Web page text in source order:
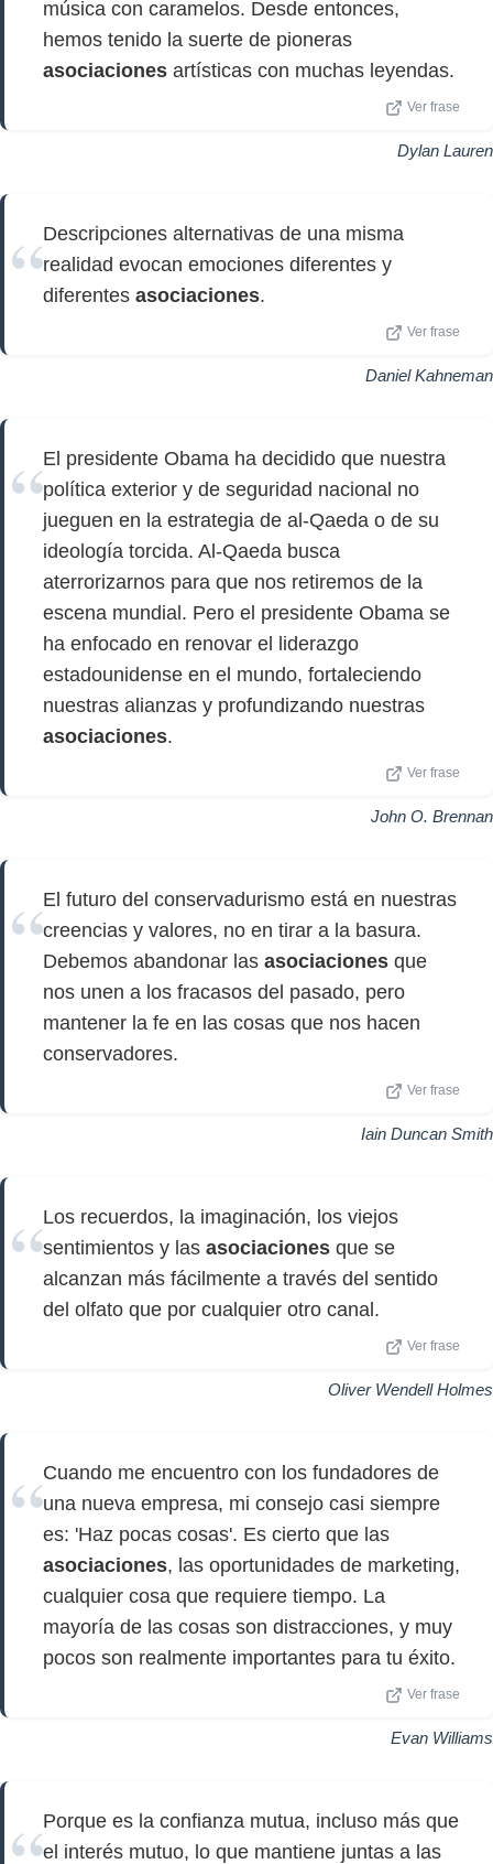
música con caramelos. Desde entonces,
hemos tenido la suerte de pioneras
asociaciones artísticas con muchas leyendas.
Ver frase
Dylan Lauren
Descripciones alternativas de una misma
realidad evocan emociones diferentes y
diferentes asociaciones.
Ver frase
Daniel Kahneman
El presidente Obama ha decidido que nuestra
política exterior y de seguridad nacional no
jueguen en la estrategia de al-Qaeda o de su
ideología torcida. Al-Qaeda busca
aterrorizarnos para que nos retiremos de la
escena mundial. Pero el presidente Obama se
ha enfocado en renovar el liderazgo
estadounidense en el mundo, fortaleciendo
nuestras alianzas y profundizando nuestras
asociaciones.
Ver frase
John O. Brennan
El futuro del conservadurismo está en nuestras
creencias y valores, no en tirar a la basura.
Debemos abandonar las asociaciones que
nos unen a los fracasos del pasado, pero
mantener la fe en las cosas que nos hacen
conservadores.
Ver frase
Iain Duncan Smith
Los recuerdos, la imaginación, los viejos
sentimientos y las asociaciones que se
alcanzan más fácilmente a través del sentido
del olfato que por cualquier otro canal.
Ver frase
Oliver Wendell Holmes
Cuando me encuentro con los fundadores de
una nueva empresa, mi consejo casi siempre
es: 'Haz pocas cosas'. Es cierto que las
asociaciones, las oportunidades de marketing,
cualquier cosa que requiere tiempo. La
mayoría de las cosas son distracciones, y muy
pocos son realmente importantes para tu éxito.
Ver frase
Evan Williams
Porque es la confianza mutua, incluso más que
el interés mutuo, lo que mantiene juntas a las